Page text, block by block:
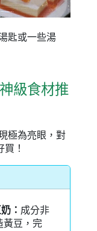
匙或一些湯
級食材推
極為亮眼，對
！
： 成分非
黃豆，完